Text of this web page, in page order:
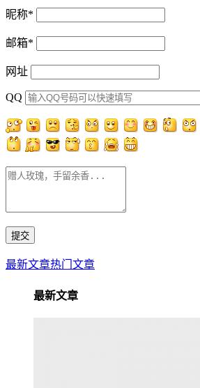
昵称*
邮箱*
网址
QQ
最新文章热门文章
最新文章